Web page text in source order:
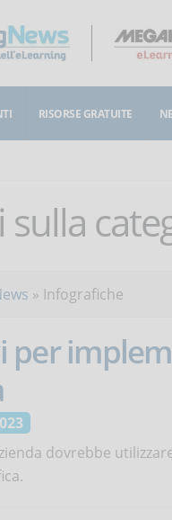
RISORSE GRATUITE
sulla
» Infografiche
per
dovrebbe